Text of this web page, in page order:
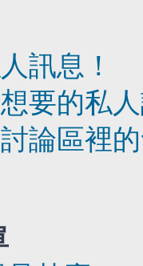
訊息！
要的私
論區裡